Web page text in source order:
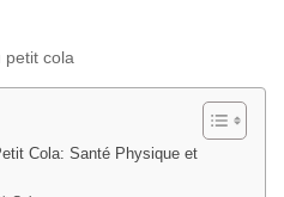
petit cola
Cola: Santé Physique et